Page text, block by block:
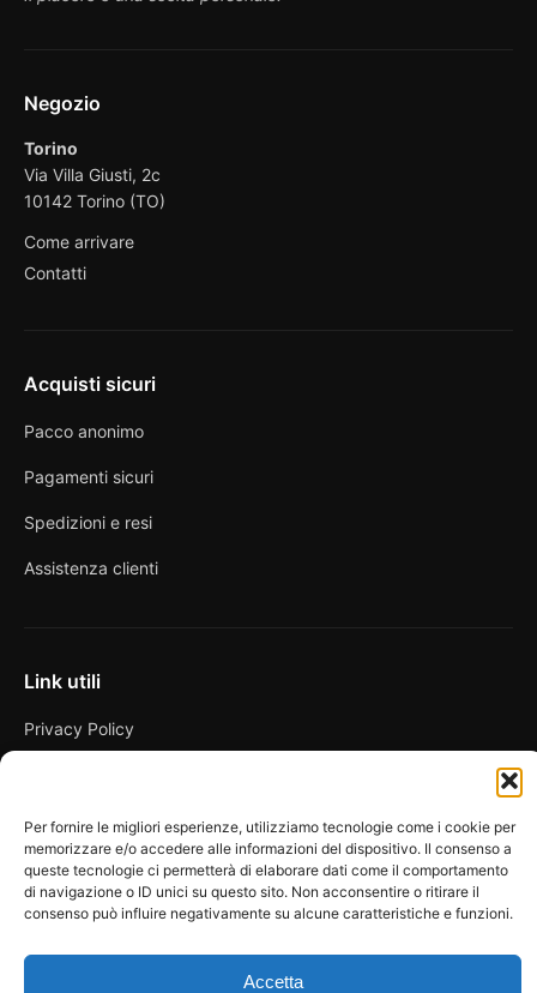
Per fornire le migliori esperienze, utilizziamo tecnologie come i cookie per
memorizzare e/o accedere alle informazioni del dispositivo. Il consenso a
queste tecnologie ci permetterà di elaborare dati come il comportamento
di navigazione o ID unici su questo sito. Non acconsentire o ritirare il
consenso può influire negativamente su alcune caratteristiche e funzioni.
Accetta
Negozio
Torino
Via Villa Giusti, 2c
10142 Torino (TO)
Come arrivare
Contatti
Acquisti sicuri
Pacco anonimo
Pagamenti sicuri
Spedizioni e resi
Assistenza clienti
Link utili
Privacy Policy
Cookie Policy
FAQ